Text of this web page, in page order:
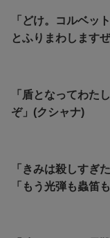
「どけ。コルベッ
とふりまわします
「盾となってわた
ぞ」(クシャナ)
「きみは殺しすぎ
「もう光弾も蟲笛